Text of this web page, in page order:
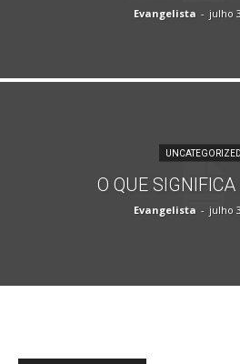
Evangelista - julho
UNCATEGORIZED
O QUE
Evangelista - julho